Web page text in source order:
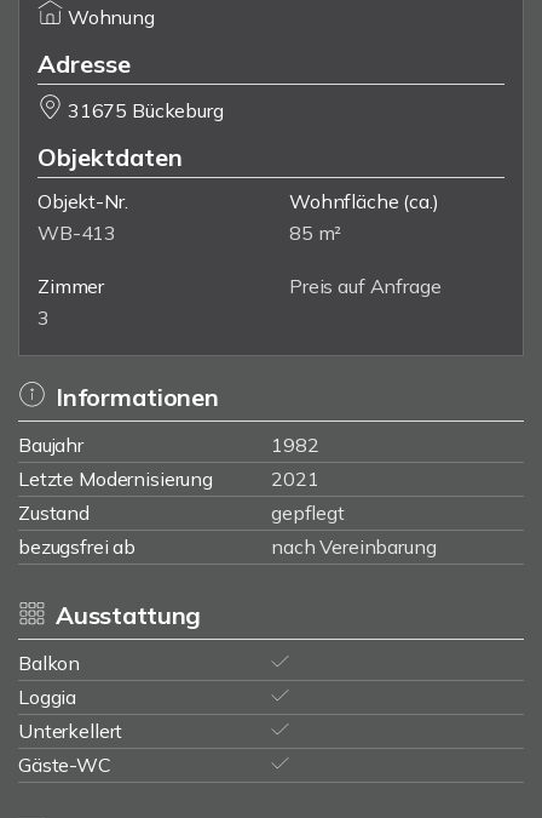
Wohnung
Adresse
31675 Bückeburg
Objektdaten
Objekt-Nr.
WB-413
Wohnfläche (ca.)
85 m²
Zimmer
3
Preis auf Anfrage
Informationen
Baujahr
1982
Letzte Modernisierung
2021
Zustand
gepflegt
bezugsfrei ab
nach Vereinbarung
Ausstattung
Balkon
Loggia
Unterkellert
Gäste-WC